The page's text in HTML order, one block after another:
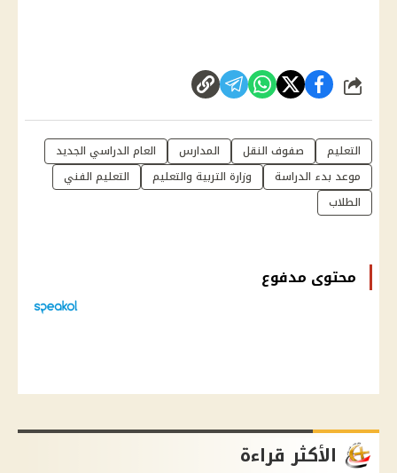
شارك
التعليم صفوف النقل المدارس
العام الدراسي الجديد
موعد بدء الدراسة
وزارة التربية والتعليم
التعليم الفني
الطلاب
محتوى مدفوع
الأكثر قراءة